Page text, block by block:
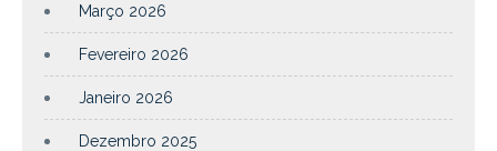
Março 2026
Fevereiro 2026
Janeiro 2026
Dezembro 2025